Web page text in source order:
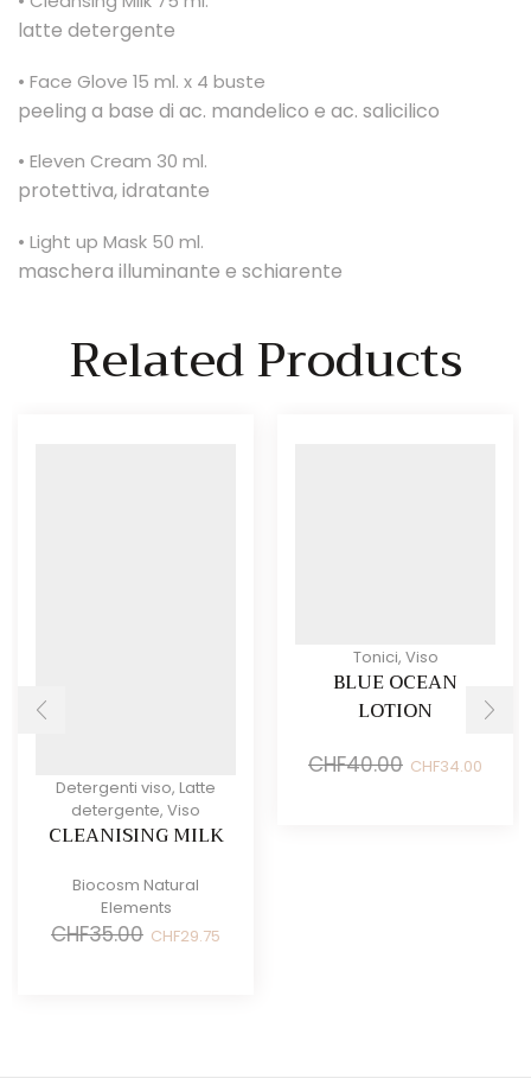
latte detergente
• Face Glove 15 ml. x 4 buste
peeling a base di ac. mandelico e ac. salicilico
• Eleven Cream 30 ml.
protettiva, idratante
• Light up Mask 50 ml.
maschera illuminante e schiarente
Related Products
Detergenti viso, Latte
detergente, Viso
CLEANISING MILK
Biocosm Natural
Elements
CHF35.00 IlCHF29.75
Tonici, Viso
BLUE OCEAN
LOTION
CHF40.00 IlCHF34.00